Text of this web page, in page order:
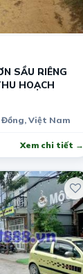
SẦU RIÊNG
HOẠCH
Việt Nam
Xem chi tiết →